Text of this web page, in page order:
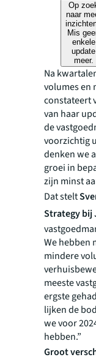
Op
naar
Mis
enkele
update
meer.
Na
volumes en
constateert
van haar
de
voorzichtig
denken we
groei in
zijn minst
Dat stelt
Strategy bij
We hebben
mindere
meeste
ergste
lijken de
we voor
hebben.”
Groot